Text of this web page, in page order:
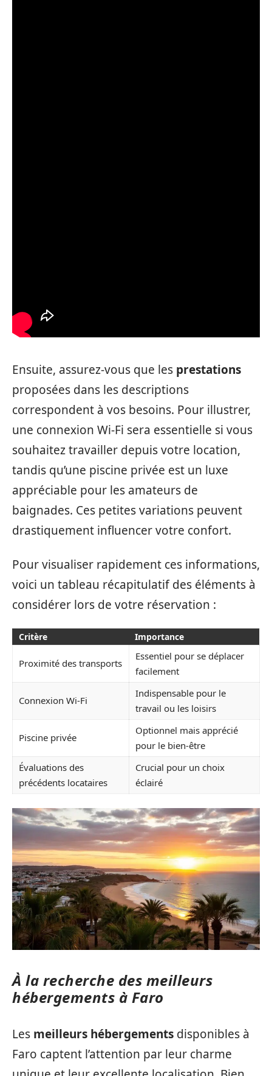
Ensuite, assurez-vous que les prestations
proposées dans les descriptions
correspondent à vos besoins. Pour illustrer,
une connexion Wi-Fi sera essentielle si vous
souhaitez travailler depuis votre location,
tandis qu’une piscine privée est un luxe
appréciable pour les amateurs de
baignades. Ces petites variations peuvent
drastiquement influencer votre confort.
Pour visualiser rapidement ces informations,
voici un tableau récapitulatif des éléments à
considérer lors de votre réservation :
Critère Importance
Proximité des transports
Essentiel pour se déplacer
facilement
Connexion Wi-Fi
Indispensable pour le
travail ou les loisirs
Piscine privée
Optionnel mais apprécié
pour le bien-être
Évaluations des
précédents locataires
Crucial pour un choix
éclairé
À la recherche des meilleurs
hébergements à Faro
Les meilleurs hébergements disponibles à
Faro captent l’attention par leur charme